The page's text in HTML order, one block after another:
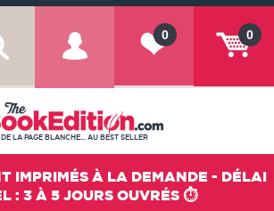
0
0
DE LA PAGE BLANCHE... AU BEST SELLER
IMPRIMÉS À LA DEMANDE - DÉLAI
: 3 À 5 JOURS OUVRÉS ⏱️